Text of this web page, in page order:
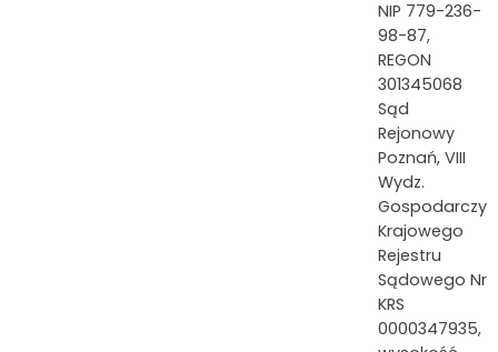
NIP 779-236-
98-87,
REGON
301345068
Sąd
Rejonowy
Poznań, VIII
Wydz.
Gospodarczy
Krajowego
Rejestru
Sądowego Nr
KRS
0000347935,